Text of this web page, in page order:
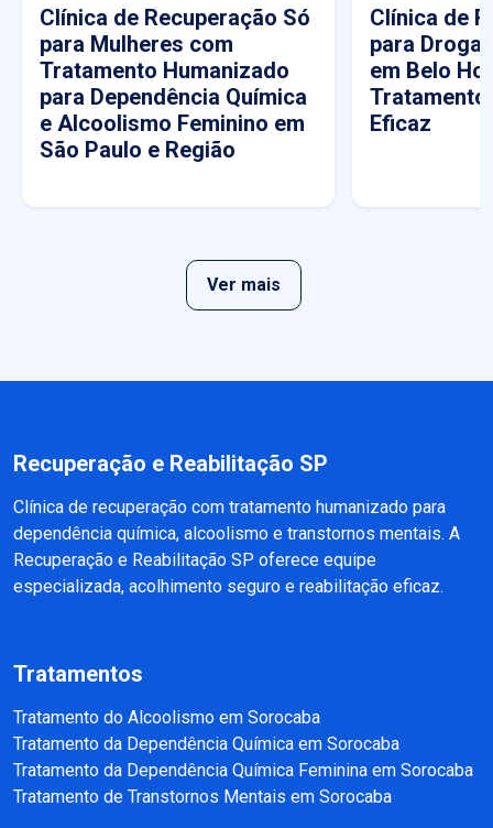
Clínica de Recuperação Só
para Mulheres com
Tratamento Humanizado
para Dependência Química
e Alcoolismo Feminino em
São Paulo e Região
Clínica de
para
em Belo
Tratamento
Eficaz
Ver mais
Recuperação e Reabilitação SP
Clínica de recuperação com tratamento humanizado para
dependência química, alcoolismo e transtornos mentais. A
Recuperação e Reabilitação SP oferece equipe
especializada, acolhimento seguro e reabilitação eficaz.
Tratamentos
Tratamento do Alcoolismo em Sorocaba
Tratamento da Dependência Química em Sorocaba
Tratamento da Dependência Química Feminina em Sorocaba
Tratamento de Transtornos Mentais em Sorocaba